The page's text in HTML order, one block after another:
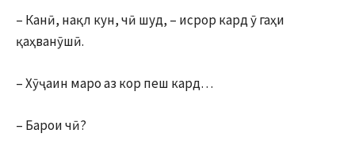
– Канӣ, нақл кун, чӣ шуд, – исрор кард ӯ гаҳи
қаҳванӯшӣ.
– Хӯҷаин маро аз кор пеш кард…
– Барои чӣ?